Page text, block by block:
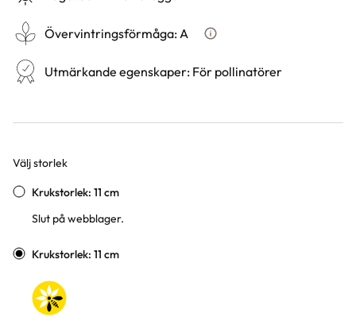
Övervintringsförmåga:A Vad betyder
Utmärkande egenskaper: För pollinatörer
Välj storlek
Varianter
Krukstorlek: 11 cm
Slut på webblager.
Krukstorlek: 11 cm